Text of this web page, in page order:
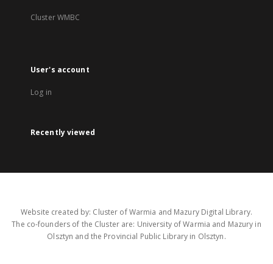
Cluster WMBC
User's account
Log in
Recently viewed
Website created by: Cluster of Warmia and Mazury Digital Library.
The co-founders of the Cluster are: University of Warmia and Mazury in
Olsztyn and the Provincial Public Library in Olsztyn.